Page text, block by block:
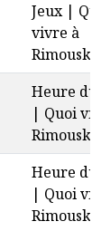
Jeux |
vivre à
Rimouski
Heure du
| Quoi
Rimouski
Heure du
| Quoi
Rimouski